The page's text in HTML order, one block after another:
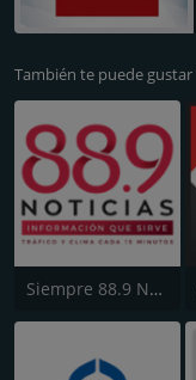
También te puede gustar
Siempre 88.9 Noticias